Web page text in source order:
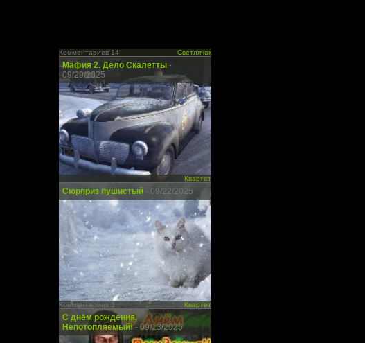
Комментариев 14 Светлячок
Мафия 2. Дело Скалетты -
09/29/2025
Квартет
Сюрприз пушистый - 09/22/2025
Комментариев 3 Квартет
С днём рождения,
Непотопляемый!- 09/13/2025